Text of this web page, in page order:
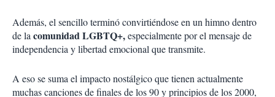
Además, el sencillo terminó convirtiéndose en un himno dentro
de lacomunidad LGBTQ+,especialmente por el mensaje de
independencia y libertad emocional que transmite.
A eso se suma el impacto nostálgico que tienen actualmente
muchas canciones de finales de los 90 y principios de los 2000,